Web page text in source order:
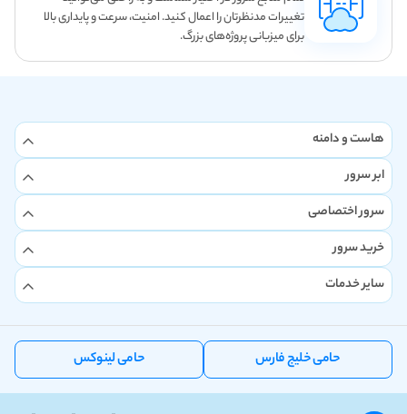
تغییرات مدنظرتان را اعمال کنید. امنیت، سرعت و پایداری بالا
برای میزبانی پروژه‌های بزرگ.
هاست و دامنه
ابر سرور
سرور اختصاصی
خرید سرور
سایر خدمات
حامی خلیج فارس حامی لینوکس